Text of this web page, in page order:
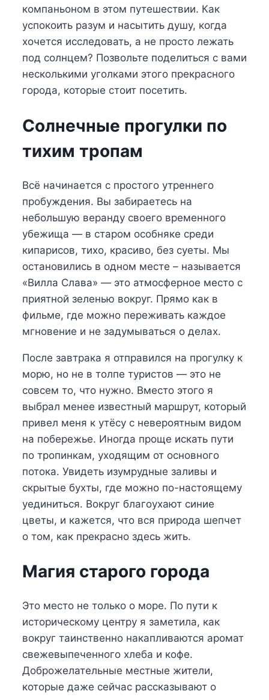
компаньоном в этом путешествии. Как
успокоить разум и насытить душу, когда
хочется исследовать, а не просто лежать
под солнцем? Позвольте поделиться с вами
несколькими уголками этого прекрасного
города, которые стоит посетить.
Солнечные прогулки по
тихим тропам
Всё начинается с простого утреннего
пробуждения. Вы забираетесь на
небольшую веранду своего временного
убежища — в старом особняке среди
кипарисов, тихо, красиво, без суеты. Мы
остановились в одном месте – называется
«Вилла Слава» — это атмосферное место с
приятной зеленью вокруг. Прямо как в
фильме, где можно переживать каждое
мгновение и не задумываться о делах.
После завтрака я отправился на прогулку к
морю, но не в толпе туристов — это не
совсем то, что нужно. Вместо этого я
выбрал менее известный маршрут, который
привел меня к утёсу с невероятным видом
на побережье. Иногда проще искать пути
по тропинкам, уходящим от основного
потока. Увидеть изумрудные заливы и
скрытые бухты, где можно по-настоящему
уединиться. Вокруг благоухают синие
цветы, и кажется, что вся природа шепчет
о том, как прекрасно здесь жить.
Магия старого города
Это место не только о море. По пути к
историческому центру я заметила, как
вокруг таинственно накапливаются аромат
свежевыпеченного хлеба и кофе.
Доброжелательные местные жители,
которые даже сейчас рассказывают о